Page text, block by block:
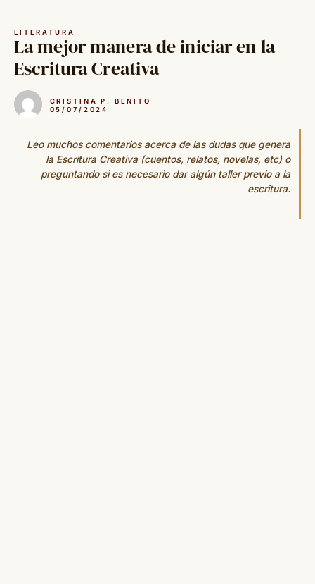
contenido
LITERATURA
La mejor manera de iniciar en la
Escritura Creativa
CRISTINA P. BENITO
05/07/2024
Leo muchos comentarios acerca de las dudas que genera
la Escritura Creativa (cuentos, relatos, novelas, etc) o
preguntando si es necesario dar algún taller previo a la
escritura.